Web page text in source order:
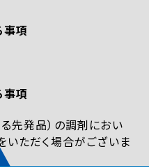
項
項
先発品）の調剤におい
いただく場合がございま